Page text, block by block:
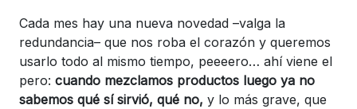
Cada mes hay una nueva novedad –valga la
redundancia– que nos roba el corazón y queremos
usarlo todo al mismo tiempo, peeeero… ahí viene el
pero: cuando mezclamos productos luego ya no
sabemos qué sí sirvió, qué no, y lo más grave, que